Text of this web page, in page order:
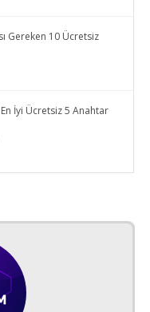
Gereken 10 Ücretsiz
İyi Ücretsiz 5 Anahtar